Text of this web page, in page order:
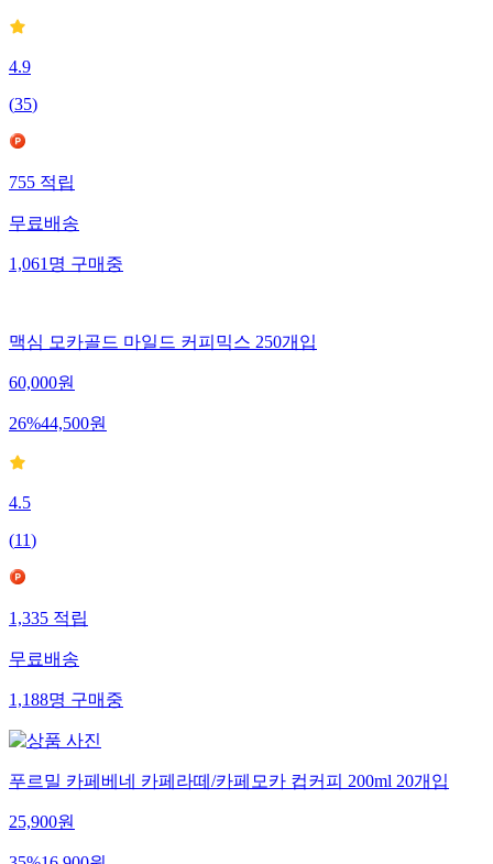
4.9
(35)
755적립
무료배송
1,061명구매중
맥심 모카골드 마일드 커피믹스 250개입
60,000원
26%44,500원
4.5
(11)
1,335적립
무료배송
1,188명구매중
푸르밀 카페베네 카페라떼/카페모카 컵커피 200ml 20개입
25,900원